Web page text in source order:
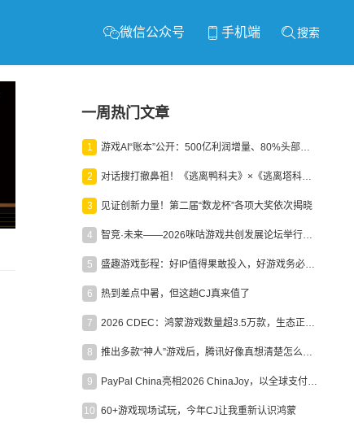
微信公众号 手机端 搜索
一周热门文章
1 游戏AI“账本”公开：500亿利润增量、80%头部入局，谁在闷声发财？
2 对话搜打撤鼻祖！《逃离鸭科夫》×《逃离塔科夫》官方线下沙龙落幕
3 见证创新力量！第二届“数龙杯”各项大奖依次揭晓
4 智竞·未来——2026咪咕游戏共创发展论坛举行：聚力精品内容、AI创作与电竞生态，共建高品质益智健康游戏社区
5 盛趣游戏彭程：好IP值得果敢投入，好游戏务必长效经营
6 热到差点中暑，但这趟CJ真来值了
7 2026 CDEC：鸿蒙游戏数量超3.5万款，生态正循环加速产业高质量发展
8 推出多款“神人”游戏后，腾讯好像真想清楚怎么做二次元了
9 PayPal China亮相2026 ChinaJoy，以全球支付能力助力中国游戏企业深化全球运营
10 60+游戏现场试玩，今年CJ让我重新认识鸿蒙